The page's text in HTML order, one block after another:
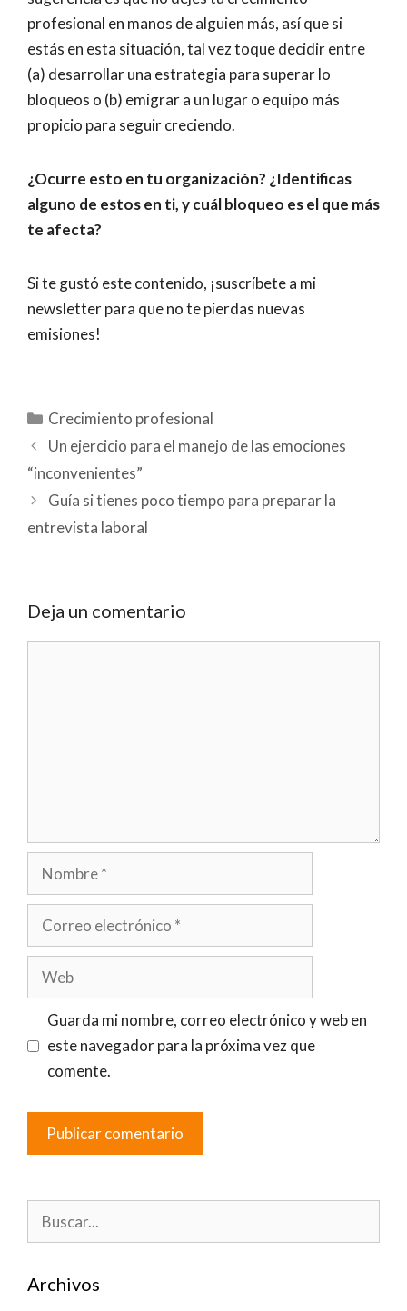
profesional en manos de alguien más, así que si
estás en esta situación, tal vez toque decidir entre
(a) desarrollar una estrategia para superar lo
bloqueos o (b) emigrar a un lugar o equipo más
propicio para seguir creciendo.
¿Ocurre esto en tu organización? ¿Identificas
alguno de estos en ti, y cuál bloqueo es el que más
te afecta?
Si te gustó este contenido, ¡suscríbete a mi
newsletter para que no te pierdas nuevas
emisiones!
Categorías
Crecimiento profesional
Un ejercicio para el manejo de las emociones
“inconvenientes”
Guía si tienes poco tiempo para preparar la
entrevista laboral
Deja un comentario
Nombre
Correo
Web
Guarda mi nombre, correo electrónico y web en
este navegador para la próxima vez que
comente.
Buscar:
Archivos